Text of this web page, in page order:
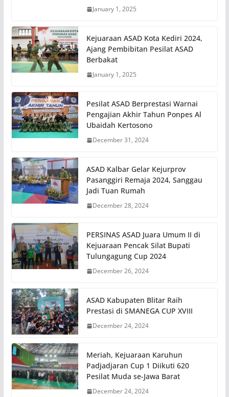
January 1, 2025
Kejuaraan ASAD Kota Kediri 2024,
Ajang Pembibitan Pesilat ASAD
Berbakat
January 1, 2025
Pesilat ASAD Berprestasi Warnai
Pengajian Akhir Tahun Ponpes Al
Ubaidah Kertosono
December 31, 2024
ASAD Kalbar Gelar Kejurprov
Pasanggiri Remaja 2024, Sanggau
Jadi Tuan Rumah
December 28, 2024
PERSINAS ASAD Juara Umum II di
Kejuaraan Pencak Silat Bupati
Tulungagung Cup 2024
December 26, 2024
ASAD Kabupaten Blitar Raih
Prestasi di SMANEGA CUP XVIII
December 24, 2024
Meriah, Kejuaraan Karuhun
Padjadjaran Cup 1 Diikuti 620
Pesilat Muda se-Jawa Barat
December 24, 2024